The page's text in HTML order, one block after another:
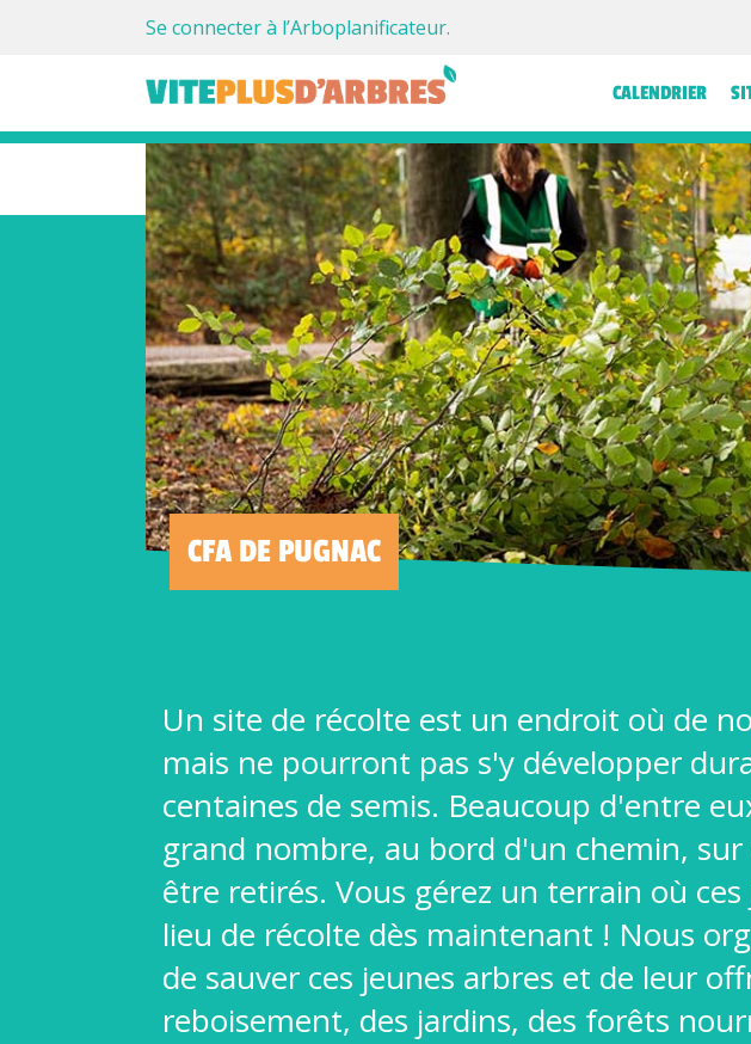
Se connecter à l’Arboplanificateur.
CALENDRIER
CFA DE PUGNAC
Un site de récolte est un endroit où de
mais ne pourront pas s'y développer
centaines de semis. Beaucoup d'entre
grand nombre, au bord d'un chemin,
être retirés. Vous gérez un terrain où
lieu de récolte dès maintenant ! Nous
de sauver ces jeunes arbres et de leur
reboisement, des jardins, des forêts